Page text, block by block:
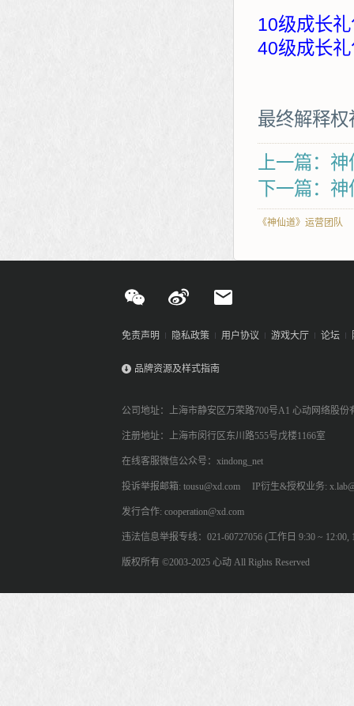
10级成长
40级成长
最终解释
上一篇：
下一篇：
《神仙道》运营团队
免责声明 隐私政策 用户协议 游戏大厅 论坛
品牌资源及样式指南
公司地址：上海市静安区万荣路700号A1 心动网络股份
注册地址：上海市闵行区东川路555号戊楼1166室
在线客服微信公众号：xindong_net
投诉举报邮箱: tousu@xd.com IP衍生&授权业务:
发行合作: cooperation@xd.com
违法信息举报专线：021-60727056 (工作日 9:30 ~ 12:00,
版权所有 ©2003-2025 心动 All Rights Reserved